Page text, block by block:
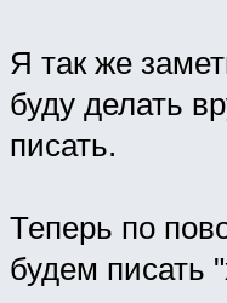
Я так же
буду делать
писать.
Теперь по
будем писать